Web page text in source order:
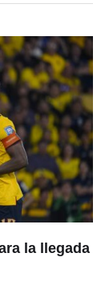
la llegada